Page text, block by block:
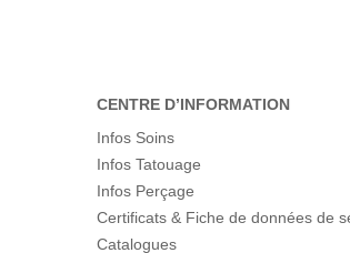
CENTRE D’INFORMATION
Infos Soins
Infos Tatouage
Infos Perçage
Certificats & Fiche de données de
Catalogues